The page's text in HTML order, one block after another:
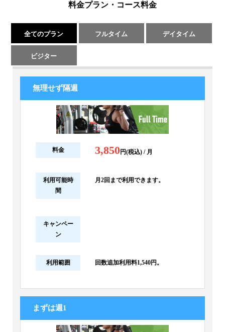
料金プラン・コース料金
全てのプラン フルタイム デイタイム
ビジター
無理せず隔週
料金 3,850円(税込) / 月
利用可能時
間
月2回まで利用できます。
キャンペー
ン
利用範囲 回数追加利用料1,540円。
まずは週1